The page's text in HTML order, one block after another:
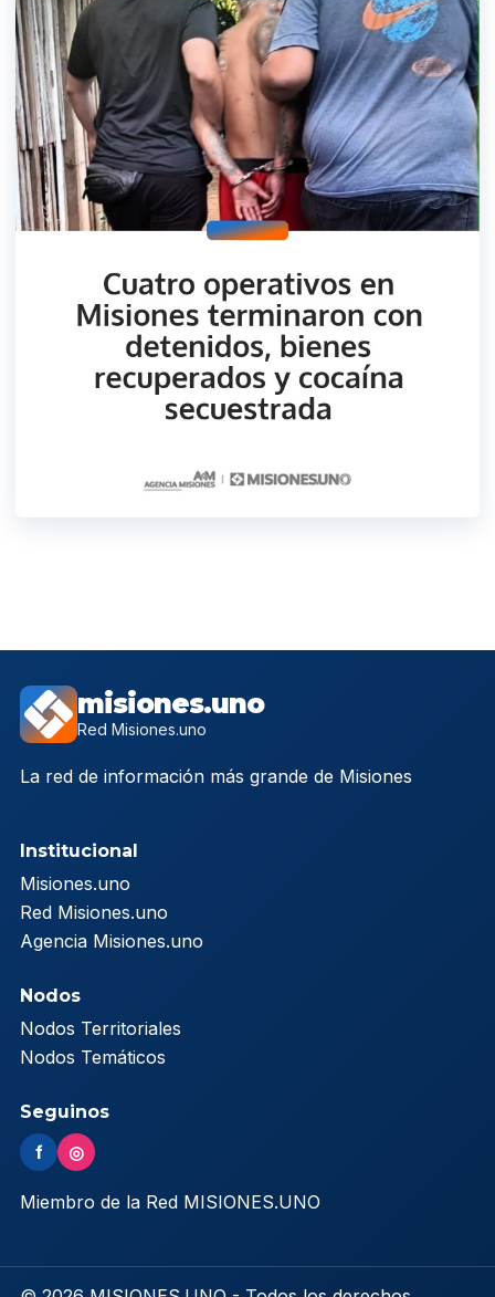
misiones.uno
Red Misiones.uno
La red de información más grande de Misiones
Institucional
Misiones.uno
Red Misiones.uno
Agencia Misiones.uno
Nodos
Nodos Territoriales
Nodos Temáticos
Seguinos
f ◎
Miembro de la Red MISIONES.UNO